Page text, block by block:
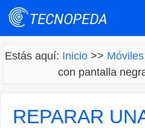
Saltar
Estás aquí: Inicio>> Móviles
con pantalla
REPARAR